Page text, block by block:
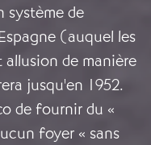
système de
(auquel les
de manière
jusqu'en 1952.
de fournir du «
foyer « sans